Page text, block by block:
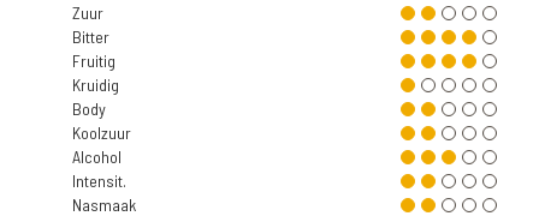
Zuur
Bitter
Fruitig
Kruidig
Body
Koolzuur
Alcohol
Intensit.
Nasmaak